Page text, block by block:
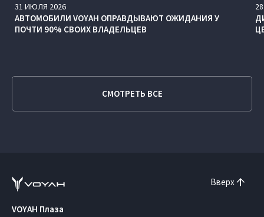
31 ИЮЛЯ 2026
АВТОМОБИЛИ VOYAH ОПРАВДЫВАЮТ ОЖИДАНИЯ У
ПОЧТИ 90% СВОИХ ВЛАДЕЛЬЦЕВ
28
СМОТРЕТЬ ВСЕ
Вверх
VOYAH Плаза